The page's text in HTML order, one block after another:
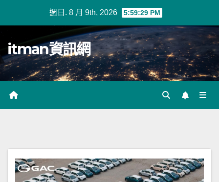
週日. 8 月 9th, 2026 5:59:29 PM
itman資訊網